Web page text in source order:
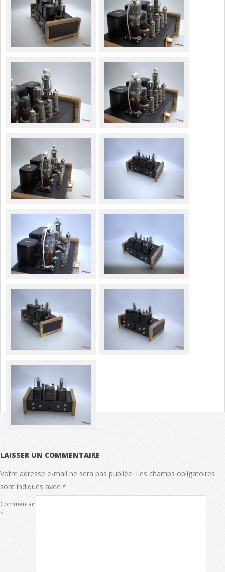
LAISSER UN COMMENTAIRE
Votre adresse e-mail ne sera pas publiée. Les champs obligatoires
sont indiqués avec *
Commentaire
*